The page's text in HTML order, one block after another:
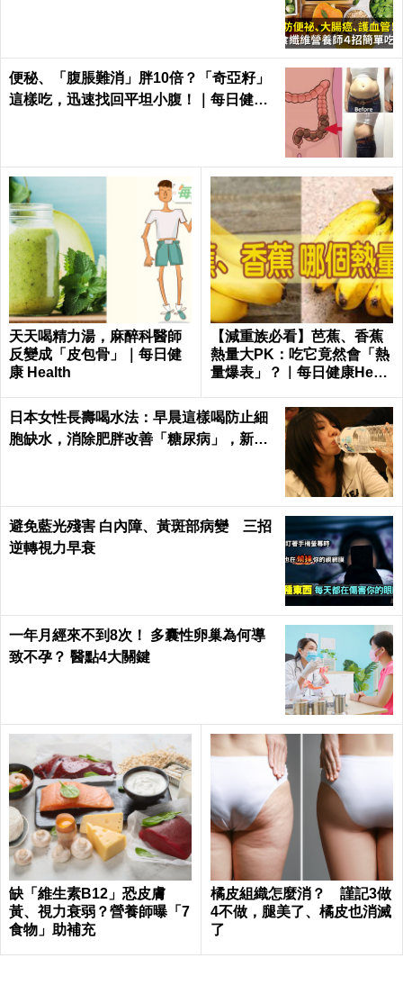
便秘、「腹脹難消」胖10倍？「奇亞籽」
這樣吃，迅速找回平坦小腹！｜每日健康
天天喝精力湯，麻醉科醫師
反變成「皮包骨」｜每日健
康 Health
【減重族必看】芭蕉、香蕉
熱量大PK：吃它竟然會「熱
量爆表」？｜每日健康Healt
日本女性長壽喝水法：早晨這樣喝防止細
胞缺水，消除肥胖改善「糖尿病」，新陳
避免藍光殘害 白內障、黃斑部病變 三招
逆轉視力早衰
一年月經來不到8次！ 多囊性卵巢為何導
致不孕？ 醫點4大關鍵
缺「維生素B12」恐皮膚
黃、視力衰弱？營養師曝「7
食物」助補充
橘皮組織怎麼消？ 謹記3做
4不做，腿美了、橘皮也消滅
了